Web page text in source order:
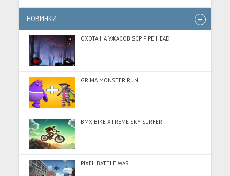
НОВИНКИ
ОХОТА НА УЖАСОВ SCP PIPE HEAD
GRIMA MONSTER RUN
BMX BIKE XTREME SKY SURFER
PIXEL BATTLE WAR